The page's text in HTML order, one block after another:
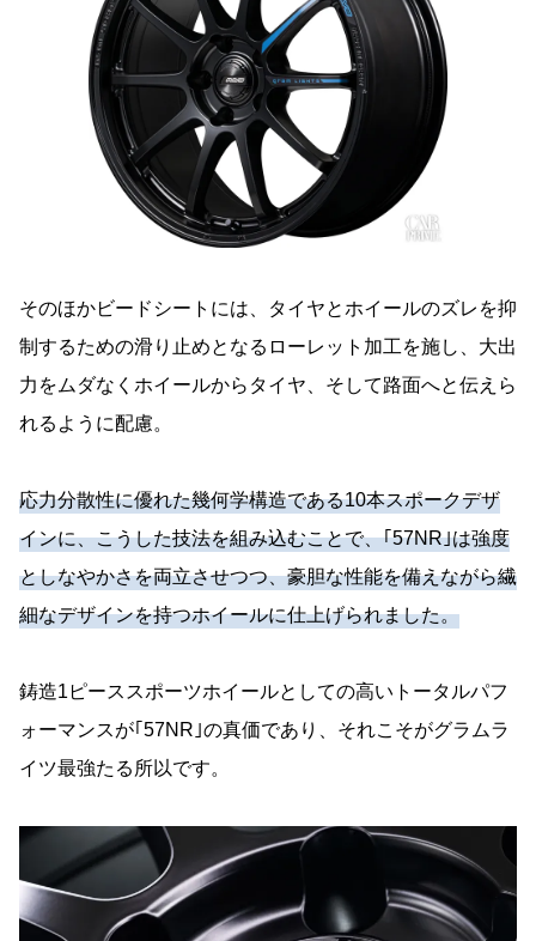
そのほかビードシートには、タイヤとホイールのズレを抑
制するための滑り止めとなるローレット加工を施し、大出
力をムダなくホイールからタイヤ、そして路面へと伝えら
れるように配慮。
応力分散性に優れた幾何学構造である10本スポークデザ
インに、こうした技法を組み込むことで、｢57NR｣は強度
としなやかさを両立させつつ、豪胆な性能を備えながら繊
細なデザインを持つホイールに仕上げられました。
鋳造1ピーススポーツホイールとしての高いトータルパフ
ォーマンスが｢57NR｣の真価であり、それこそがグラムラ
イツ最強たる所以です。